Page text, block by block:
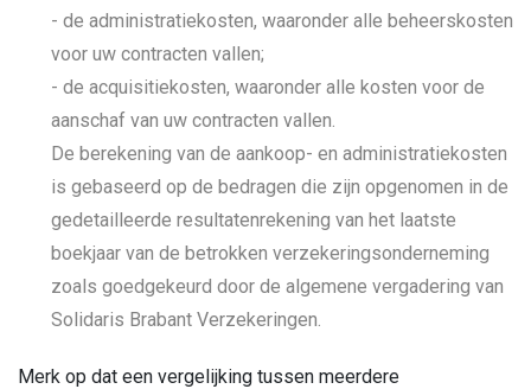
- de administratiekosten, waaronder alle beheerskosten
voor uw contracten vallen;
- de acquisitiekosten, waaronder alle kosten voor de
aanschaf van uw contracten vallen.
De berekening van de aankoop- en administratiekosten
is gebaseerd op de bedragen die zijn opgenomen in de
gedetailleerde resultatenrekening van het laatste
boekjaar van de betrokken verzekeringsonderneming
zoals goedgekeurd door de algemene vergadering van
Solidaris Brabant Verzekeringen.
Merk op dat een vergelijking tussen meerdere